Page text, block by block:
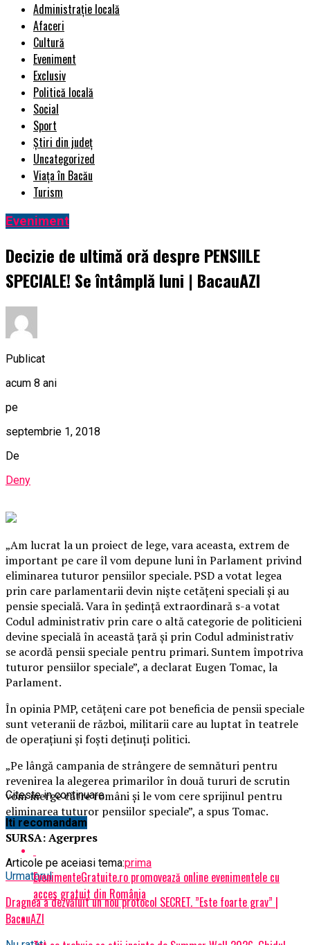
Administrație locală
Afaceri
Cultură
Eveniment
Exclusiv
Politică locală
Social
Sport
Știri din județ
Uncategorized
Viața în Bacău
Turism
Eveniment
Decizie de ultimă oră despre PENSIILE
SPECIALE! Se întâmplă luni | BacauAZI
Publicat
acum 8 ani
pe
septembrie 1, 2018
De
Deny
„Am lucrat la un proiect de lege, vara aceasta, extrem de
important pe care îl vom depune luni în Parlament privind
eliminarea tuturor pensiilor speciale. PSD a votat legea
prin care parlamentarii devin nişte cetăţeni speciali şi au
pensie specială. Vara în şedinţă extraordinară s-a votat
Codul administrativ prin care o altă categorie de politicieni
devine specială în această ţară şi prin Codul administrativ
se acordă pensii speciale pentru primari. Suntem împotriva
tuturor pensiilor speciale”, a declarat Eugen Tomac, la
Parlament.
În opinia PMP, cetăţeni care pot beneficia de pensii speciale
sunt veteranii de război, militarii care au luptat în teatrele
de operaţiuni şi foşti deţinuţi politici.
„Pe lângă campania de strângere de semnături pentru
revenirea la alegerea primarilor în două tururi de scrutin
vom merge către români şi le vom cere sprijinul pentru
eliminarea tuturor pensiilor speciale”, a spus Tomac.
SURSA: Agerpres
Articole pe aceiasi tema:prima
Urmatorul
Dragnea a dezvăluit un nou protocol SECRET. ”Este foarte grav” |
BacauAZI
Citeste in continuare
Iti recomandam
EvenimenteGratuite.ro promovează online evenimentele cu
acces gratuit din România